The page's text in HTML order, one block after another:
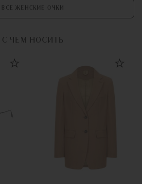
ВСЕ ЖЕНСКИЕ ОЧКИ
С ЧЕМ НОСИТЬ